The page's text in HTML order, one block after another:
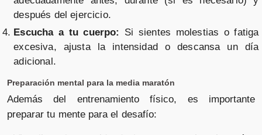
después del ejercicio.
Escucha a tu cuerpo:
Si sientes molestias o fatiga
excesiva, ajusta la intensidad o descansa un día
adicional.
Preparación mental para la media maratón
Además del entrenamiento físico, es importante
preparar tu mente para el desafío: